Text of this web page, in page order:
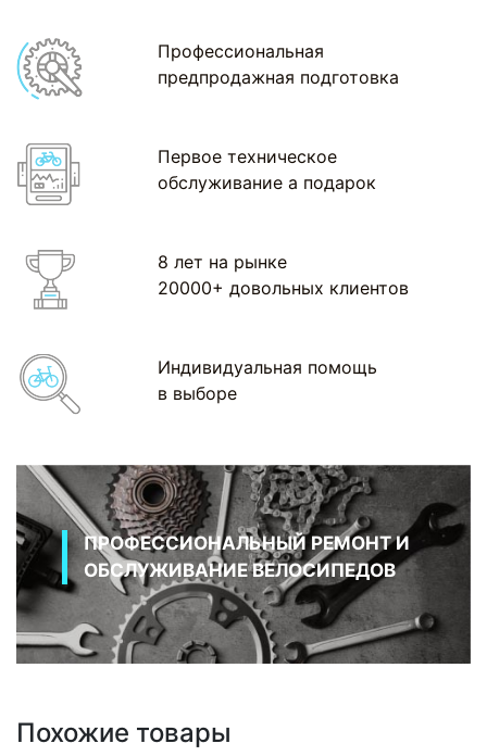
Профессиональная
предпродажная подготовка
Первое техническое
обслуживание а подарок
8 лет на рынке
20000+ довольных клиентов
Индивидуальная помощь
в выборе
ПРОФЕССИОНАЛЬНЫЙ РЕМОНТ И
ОБСЛУЖИВАНИЕ ВЕЛОСИПЕДОВ
Похожие товары